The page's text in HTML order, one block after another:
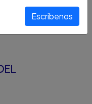
Y Escribenos